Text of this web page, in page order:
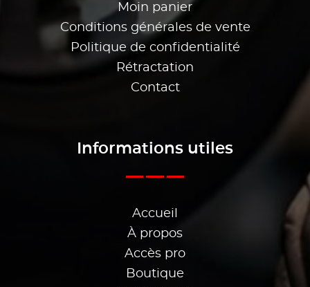
Moin panier
Conditions générales de vente
Politique de confidentialité
Rétractation
Contact
Informations utiles
Accueil
À propos
Accès pro
Boutique